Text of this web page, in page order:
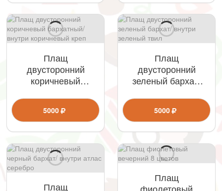
Плащ
двусторонний
коричневый
коричневый креп
5000
Плащ
двусторонний
зеленый бархат/
твил
5000
Плащ
Плащ